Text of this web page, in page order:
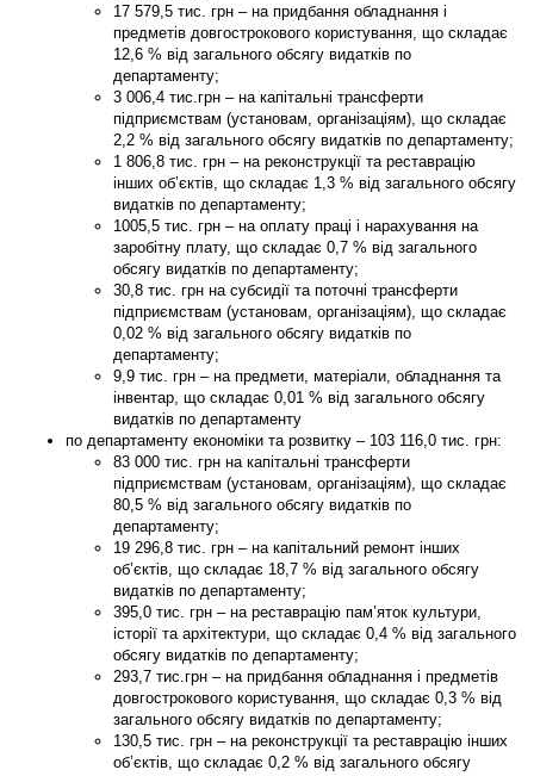
17 579,5 тис. грн – на придбання обладнання і
предметів довгострокового користування, що складає
12,6 % від загального обсягу видатків по
департаменту;
3 006,4 тис.грн – на капітальні трансферти
підприємствам (установам, організаціям), що складає
2,2 % від загального обсягу видатків по департаменту;
1 806,8 тис. грн – на реконструкції та реставрацію
інших об’єктів, що складає 1,3 % від загального обсягу
видатків по департаменту;
1005,5 тис. грн – на оплату праці і нарахування на
заробітну плату, що складає 0,7 % від загального
обсягу видатків по департаменту;
30,8 тис. грн на субсидії та поточні трансферти
підприємствам (установам, організаціям), що складає
0,02 % від загального обсягу видатків по
департаменту;
9,9 тис. грн – на предмети, матеріали, обладнання та
інвентар, що складає 0,01 % від загального обсягу
видатків по департаменту
по департаменту економіки та розвитку – 103 116,0 тис. грн:
83 000 тис. грн на капітальні трансферти
підприємствам (установам, організаціям), що складає
80,5 % від загального обсягу видатків по
департаменту;
19 296,8 тис. грн – на капітальний ремонт інших
об’єктів, що складає 18,7 % від загального обсягу
видатків по департаменту;
395,0 тис. грн – на реставрацію пам’яток культури,
історії та архітектури, що складає 0,4 % від загального
обсягу видатків по департаменту;
293,7 тис.грн – на придбання обладнання і предметів
довгострокового користування, що складає 0,3 % від
загального обсягу видатків по департаменту;
130,5 тис. грн – на реконструкції та реставрацію інших
об’єктів, що складає 0,2 % від загального обсягу